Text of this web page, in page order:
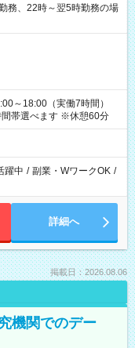
、22時～翌5時勤務の場
～18:00（実働7時間）
帯選べます ※休憩60分
躍中 / 副業・WワークOK /
詳細へ
掲載日：2026.08.06
機関でのデー